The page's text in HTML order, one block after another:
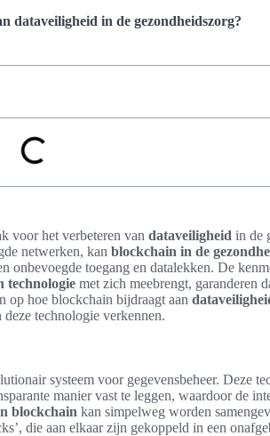
dataveiligheid in de gezondheidszorg?
voor het verbeteren van dataveiligheid in de
netwerken, kan blockchain in de
onbevoegde toegang en datalekken. De
technologie met zich meebrengt, garanderen
op hoe blockchain bijdraagt aan
technologie verkennen.
systeem voor gegevensbeheer. Deze
manier vast te leggen, waardoor de
blockchain kan simpelweg worden
die aan elkaar zijn gekoppeld in een